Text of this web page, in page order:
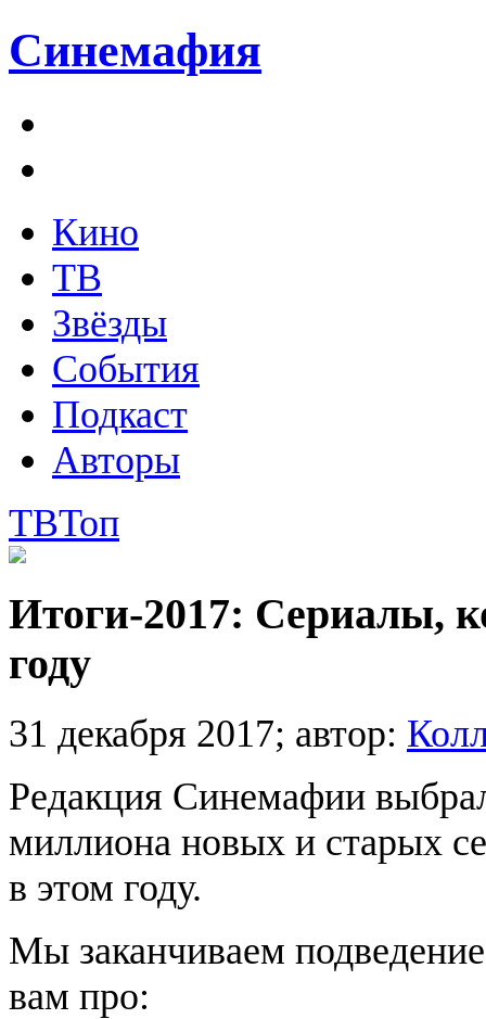
Синемафия
Кино
ТВ
Звёзды
События
Подкаст
Авторы
ТВТоп
Итоги-2017: Сериалы,
году
31 декабря 2017; автор:
Редакция Синемафии
миллиона новых и старых
в этом году.
Мы заканчиваем
вам про: